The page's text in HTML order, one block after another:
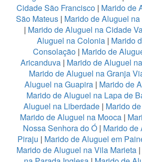
Cidade São Francisco | Marido de
São Mateus| Marido de Aluguel
| Marido de Aluguel na Cidade
Aluguel na Colonia| Marido
Consolação | Marido de
Aricanduva | Marido de Aluguel
Marido de Aluguel na Granja
Aluguel na Guapira | Marido de
Marido de Aluguel na Lapa de
Aluguel na Liberdade | Marido
Marido de Aluguel na Mooca |
Nossa Senhora do Ó | Marido de
Piraju | Marido de Aluguel em
Marido de Aluguel na Vila Marieta|